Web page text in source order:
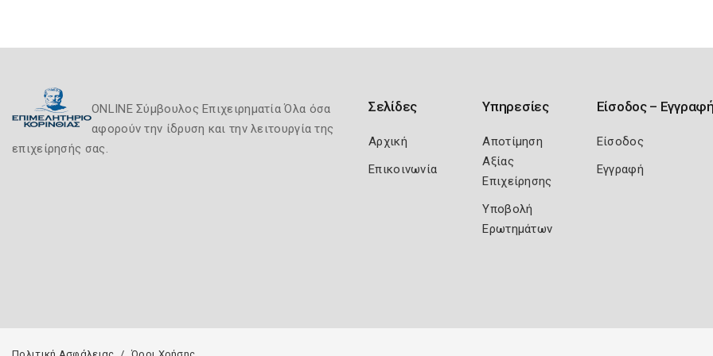
ONLINE Σύμβουλος Επιχειρηματία Όλα όσα
αφορούν την ίδρυση και την λειτουργία της
επιχείρησής σας.
Σελίδες
Αρχική
Επικοινωνία
Υπηρεσίες
Αποτίμηση
Αξίας
Επιχείρησης
Υποβολή
Ερωτημάτων
Είσοδος – Εγγραφή
Είσοδος
Εγγραφή